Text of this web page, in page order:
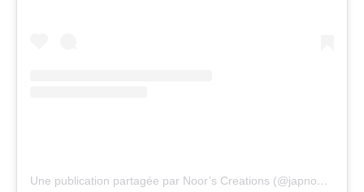
Une publication partagée par Noor’s Creations (@japnoorcreations)